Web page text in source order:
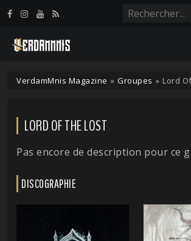
VerdamMnis Magazine » Groupes » Lord
LORD OF THE LOST
Pas encore de description pour ce
DISCOGRAPHIE
Panneau de gestion des cookies